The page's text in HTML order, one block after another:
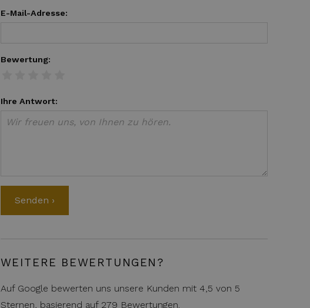
E-Mail-Adresse:
Bewertung:
Ihre Antwort:
WEITERE BEWERTUNGEN?
Auf Google bewerten uns unsere Kunden mit 4,5 von 5
Sternen, basierend auf 279 Bewertungen.